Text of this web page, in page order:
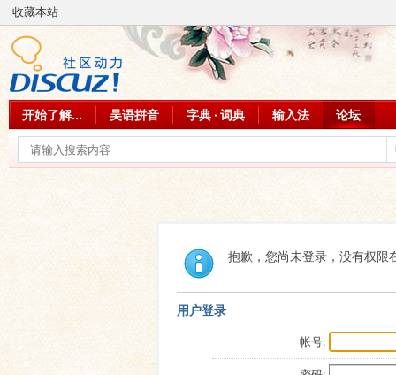
收藏本站
开始了解... 吴语拼音 字典 · 词典 输入法 论坛
抱歉，您尚未登录，没有权限
用户登录
帐号: